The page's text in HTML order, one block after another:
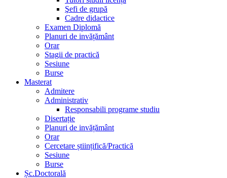
Şefi de grupă
Cadre didactice
Examen Diplomă
Planuri de invățământ
Orar
Stagii de practică
Sesiune
Burse
Masterat
Admitere
Administrativ
Responsabili programe studiu
Disertație
Planuri de invățământ
Orar
Cercetare științifică/Practică
Sesiune
Burse
Șc.Doctorală